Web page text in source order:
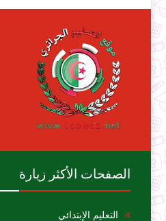
الصفحات الأكثر زيارة
التعليم الإبتدائي